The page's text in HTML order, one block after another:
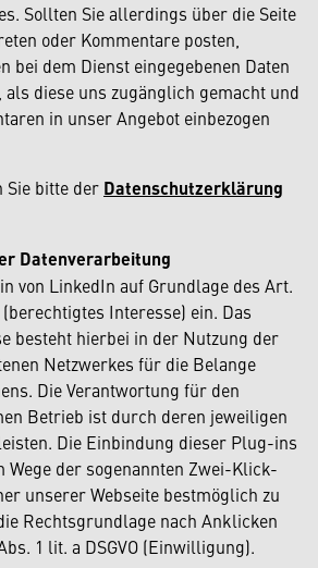
Sollten Sie allerdings über die Seite
oder Kommentare posten,
bei dem Dienst eingegebenen Daten
diese uns zugänglich gemacht und
in unser Angebot einbezogen
Sie bitte der Datenschutzerklärung
Datenverarbeitung
von LinkedIn auf Grundlage des Art.
(berechtigtes Interesse) ein. Das
besteht hierbei in der Nutzung der
Netzwerkes für die Belange
Die Verantwortung für den
Betrieb ist durch deren jeweiligen
Die Einbindung dieser Plug-ins
der sogenannten Zwei-Klick-
unserer Webseite bestmöglich zu
Rechtsgrundlage nach Anklicken
1 lit. a DSGVO (Einwilligung).